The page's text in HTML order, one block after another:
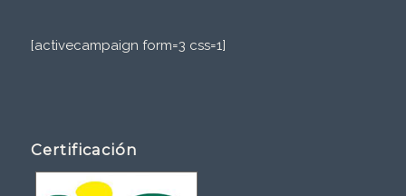
[activecampaign form=3 css=1]
Certificación